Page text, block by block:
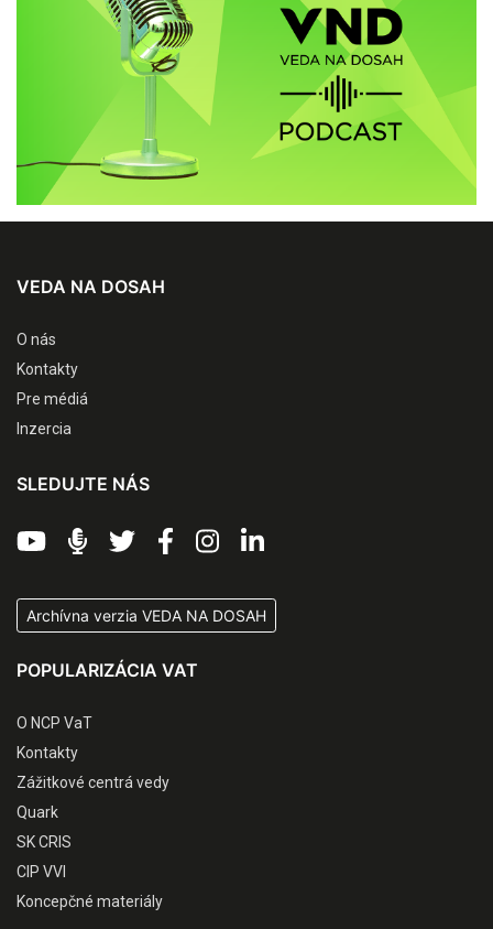
VEDA NA DOSAH
O nás
Kontakty
Pre médiá
Inzercia
SLEDUJTE NÁS
Archívna verzia VEDA NA DOSAH
POPULARIZÁCIA VAT
O NCP VaT
Kontakty
Zážitkové centrá vedy
Quark
SK CRIS
CIP VVI
Koncepčné materiály